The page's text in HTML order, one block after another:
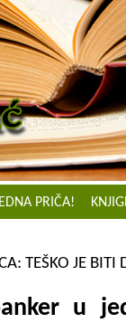
PRIČA!
TEŠKO JE BITI
u